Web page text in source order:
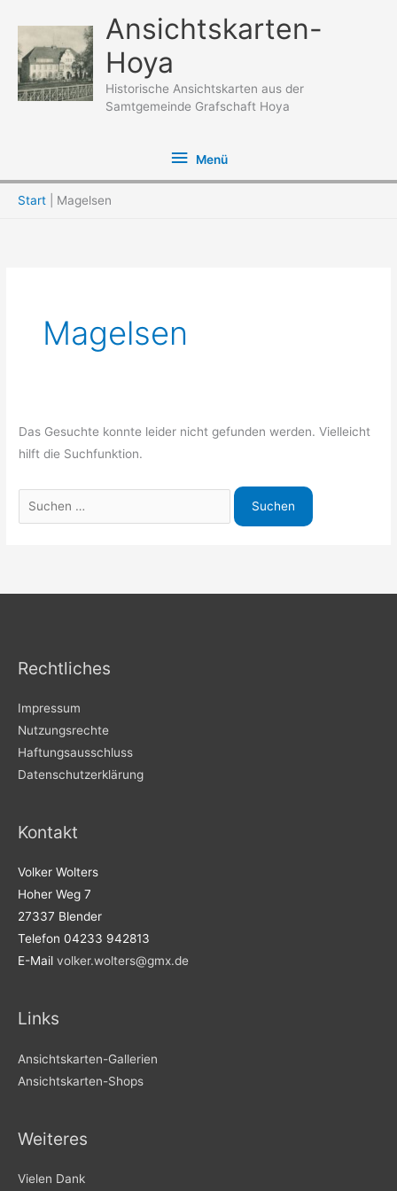
springen
Ansichtskarten-
Hoya
Historische Ansichtskarten aus der
Samtgemeinde Grafschaft Hoya
Menü
Menü
Start Magelsen
Magelsen
Das Gesuchte konnte leider nicht gefunden werden. Vielleicht
hilft die Suchfunktion.
Rechtliches
Impressum
Nutzungsrechte
Haftungsausschluss
Datenschutzerklärung
Kontakt
Volker Wolters
Hoher Weg 7
27337 Blender
Telefon 04233 942813
E-Mail volker.wolters@gmx.de
Links
Ansichtskarten-Gallerien
Ansichtskarten-Shops
Weiteres
Vielen Dank